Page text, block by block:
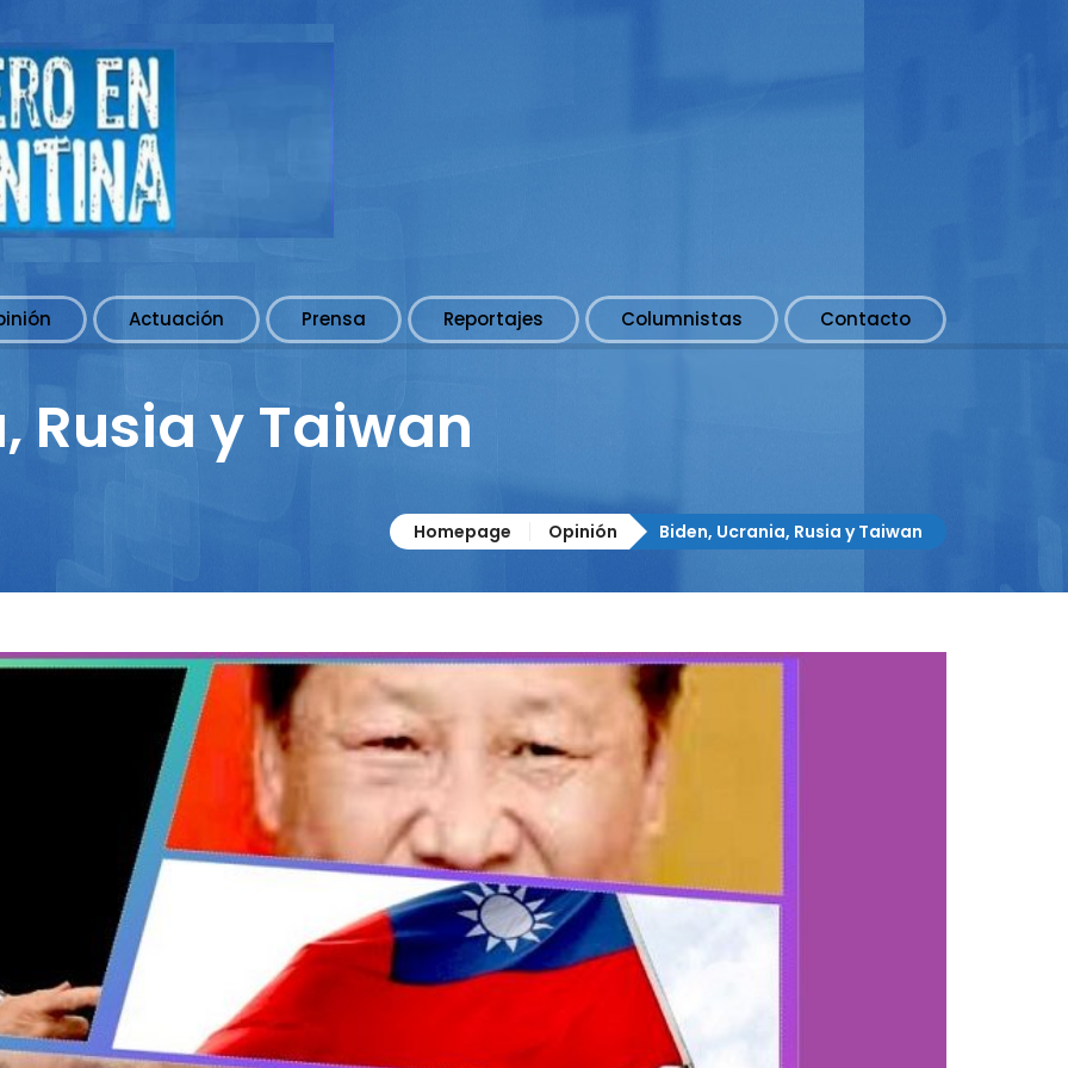
Actuación Prensa Reportajes Columnistas Contacto
Rusia y Taiwan
Homepage Opinión Biden, Ucrania, Rusia y Taiwan